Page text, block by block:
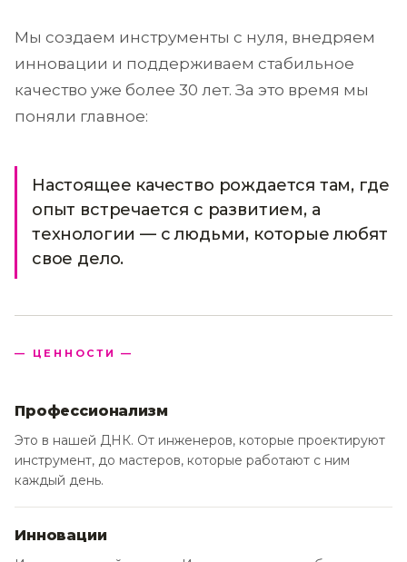
Мы создаем инструменты с нуля, внедряем
инновации и поддерживаем стабильное
качество уже более 30 лет. За это время мы
поняли главное:
Настоящее качество рождается там, где
опыт встречается с развитием, а
технологии — с людьми, которые любят
свое дело.
— ЦЕННОСТИ —
Профессионализм
Это в нашей ДНК. От инженеров, которые проектируют
инструмент, до мастеров, которые работают с ним
каждый день.
Инновации